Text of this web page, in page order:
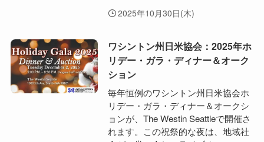
2025年10月30日(木)
ワシントン州日米協会：2025年ホ
リデー・ガラ・ディナー＆オーク
ション
毎年恒例のワシントン州日米協会ホ
リデー・ガラ・ディナー＆オークシ
ョンが、The Westin Seattleで開催さ
れます。この祝祭的な夜は、地域社